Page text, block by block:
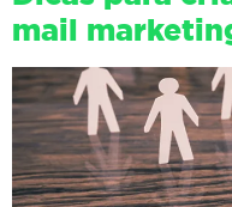
mail